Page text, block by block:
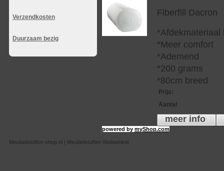
Verzendkosten
Duurzaam bezig
Fiberfill Dacron
*Afdekmateriaal
*Meer comfort
*Ademend
*200 grams
*80cm breed
Prijs:
Aantal
meer info
powered bymyShop.com
Meubelstoffen-shop.nl | Meubelstoffen Webwinkel